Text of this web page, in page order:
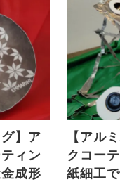
】ア
ィン
成形
【アル
クコー
紙細工